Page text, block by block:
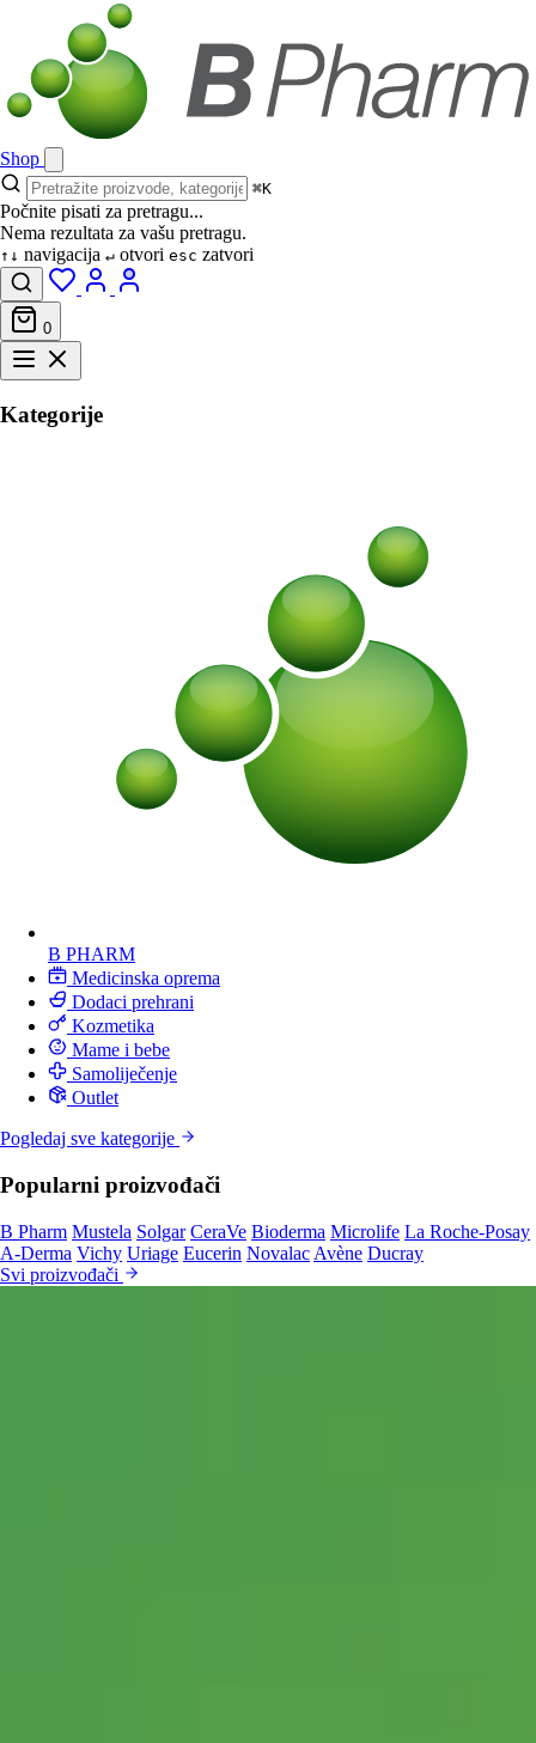
Shop
⌘K
Počnite pisati za pretragu...
Nema rezultata za vašu pretragu.
↑↓ navigacija ↵ otvori esc zatvori
0
Kategorije
B PHARM
Medicinska oprema
Dodaci prehrani
Kozmetika
Mame i bebe
Samoliječenje
Outlet
Pogledaj sve kategorije
Popularni proizvođači
B Pharm Mustela Solgar CeraVe Bioderma Microlife La Roche-Posay
A-Derma Vichy Uriage Eucerin Novalac Avène Ducray
Svi proizvođači